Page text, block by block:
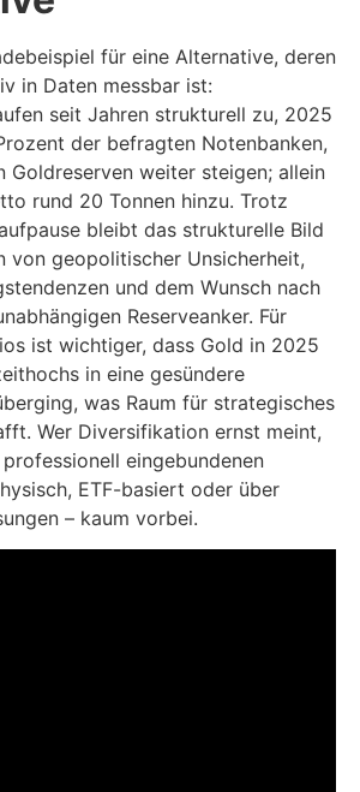
für eine Alternative, deren
in Daten messbar ist:
seit Jahren strukturell zu, 2025
der befragten Notenbanken,
Goldreserven weiter steigen; allein
rund 20 Tonnen hinzu. Trotz
bleibt das strukturelle Bild
von geopolitischer Unsicherheit,
und dem Wunsch nach
Reserveanker. Für
ist wichtiger, dass Gold in 2025
in eine gesündere
was Raum für strategisches
Wer Diversifikation ernst meint,
eingebundenen
ETF-basiert oder über
– kaum vorbei.